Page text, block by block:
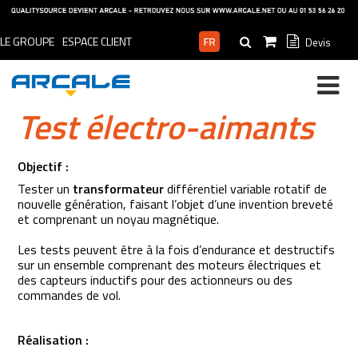
LE GROUPE ESPACE CLIENT Devis
Test électro-aimants
Objectif :
Tester un transformateurdifférentiel variable rotatif de
nouvelle génération, faisant l’objet d’une invention breveté
et comprenant un noyau magnétique.
Les tests peuvent être à la fois d’endurance et destructifs
sur un ensemble comprenant des moteurs électriques et
des capteurs inductifs pour des actionneurs ou des
commandes de vol.
Réalisation :